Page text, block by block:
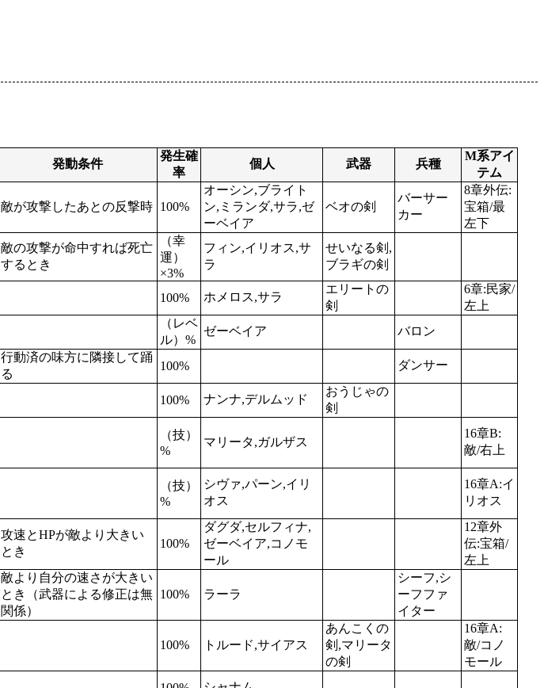
発動条件
発生確
率
個人 武器 兵種
M系アイ
テム
敵が攻撃したあとの反撃時 100%
オーシン,ブライト
ン,ミランダ,サラ,ゼ
ーベイア
ベオの剣
バーサー
カー
8章外伝:
宝箱/最
左下
敵の攻撃が命中すれば死亡
するとき
（幸
運）
×3%
フィン,イリオス,サ
ラ
せいなる剣,
ブラギの剣
100% ホメロス,サラ
エリートの
剣
6章:民家/
左上
（レベ
ル）%
ゼーベイア
バロン
行動済の味方に隣接して踊
る
100%
ダンサー
100% ナンナ,デルムッド
おうじゃの
剣
（技）
%
マリータ,ガルザス
16章B:
敵/右上
（技）
%
シヴァ,パーン,イリ
オス
16章A:イ
リオス
攻速とHPが敵より大きい
とき
100%
ダグダ,セルフィナ,
ゼーベイア,コノモ
ール
12章外
伝:宝箱/
左上
敵より自分の速さが大きい
とき（武器による修正は無
関係）
100% ラーラ
シーフ,シ
ーフファ
イター
100% トルード,サイアス
あんこくの
剣,マリータ
の剣
16章A:
敵/コノ
モール